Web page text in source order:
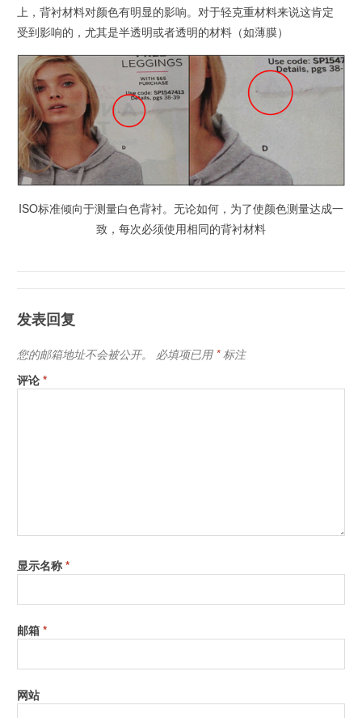
上，背衬材料对颜色有明显的影响。对于轻克重材料来说这肯定
受到影响的，尤其是半透明或者透明的材料（如薄膜）
ISO标准倾向于测量白色背衬。无论如何，为了使颜色测量达成一
致，每次必须使用相同的背衬材料
发表回复
您的邮箱地址不会被公开。 必填项已用 *标注
评论*
显示名称*
邮箱*
网站